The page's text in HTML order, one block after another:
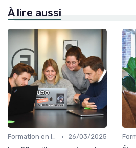
À lire aussi
Formation en leadership •
26/03/2025